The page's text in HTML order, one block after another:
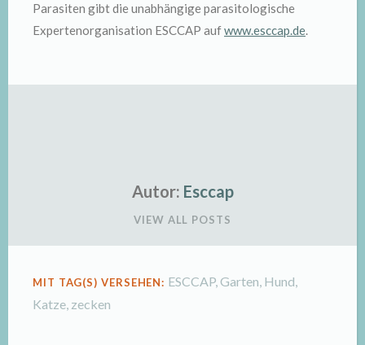
Parasiten gibt die unabhängige parasitologische
Expertenorganisation ESCCAP aufwww.esccap.de.
Autor: Esccap
VIEW ALL POSTS
MIT TAG(S) VERSEHEN: ESCCAP,Garten Hund
Katze zecken